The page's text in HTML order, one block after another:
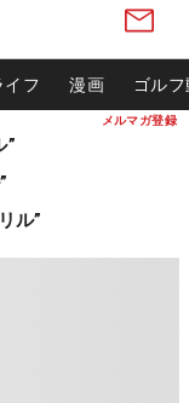
メルマガ登録
イフ 漫画 ゴル
”
ル”